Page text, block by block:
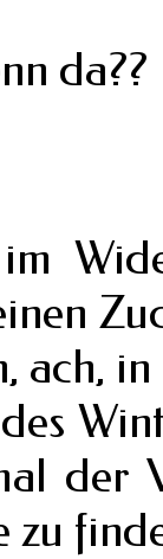
da??
ach,
der
zu